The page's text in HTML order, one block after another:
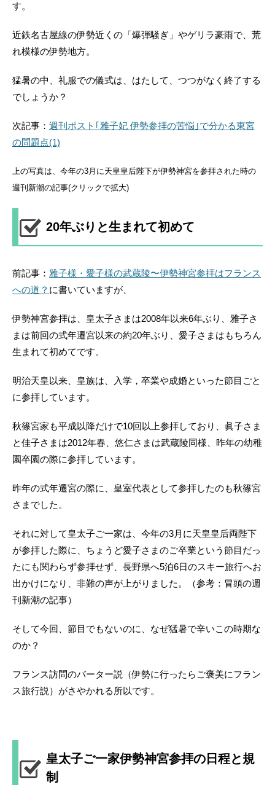
す。
近鉄名古屋線の伊勢近くの「爆弾騒ぎ」やゲリラ豪雨で、荒
れ模様の伊勢地方。
猛暑の中、礼服での儀式は、はたして、つつがなく終了する
でしょうか？
次記事： 週刊ポスト｢雅子妃 伊勢参拝の苦悩｣で分かる東宮
の問題点(1)
上の写真は、今年の3月に天皇皇后陛下が伊勢神宮を参拝された時の
週刊新潮の記事(クリックで拡大)
20年ぶりと生まれて初めて
前記事： 雅子様・愛子様の武蔵陵〜伊勢神宮参拝はフランス
への道？ に書いていますが、
伊勢神宮参拝は、皇太子さまは2008年以来6年ぶり、雅子さ
まは前回の式年遷宮以来の約20年ぶり、愛子さまはもちろん
生まれて初めてです。
明治天皇以来、皇族は、入学，卒業や成婚といった節目ごと
に参拝しています。
秋篠宮家も平成以降だけで10回以上参拝しており、眞子さま
と佳子さまは2012年春、悠仁さまは武蔵陵同様、昨年の幼稚
園卒園の際に参拝しています。
昨年の式年遷宮の際に、皇室代表として参拝したのも秋篠宮
さまでした。
それに対して皇太子ご一家は、今年の3月に天皇皇后両陛下
が参拝した際に、ちょうど愛子さまのご卒業という節目だっ
たにも関わらず参拝せず、長野県へ5泊6日のスキー旅行へお
出かけになり、非難の声が上がりました。（参考：冒頭の週
刊新潮の記事）
そして今回、節目でもないのに、なぜ猛暑で辛いこの時期な
のか？
フランス訪問のバーター説（伊勢に行ったらご褒美にフラン
ス旅行説）がさやかれる所以です。
皇太子ご一家伊勢神宮参拝の日程と規
制